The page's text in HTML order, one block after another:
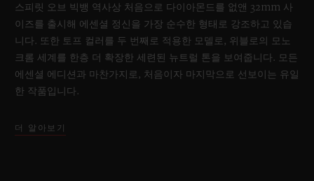
스피릿 오브 빅뱅 역사상 처음으로 다이아몬드를 없앤 32mm 사
이즈를 출시해 에센셜 정신을 가장 순수한 형태로 강조하고 있습
니다. 또한 토프 컬러를 두 번째로 적용한 모델로, 위블로의 모노
크롬 세계를 한층 더 확장한 세련된 뉴트럴 톤을 보여줍니다. 모든
에센셜 에디션과 마찬가지로, 처음이자 마지막으로 선보이는 유일
한 작품입니다.
더 알아보기